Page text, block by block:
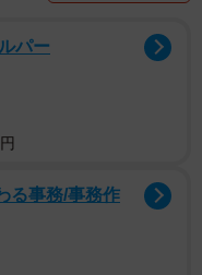
パー
る事務/事務作